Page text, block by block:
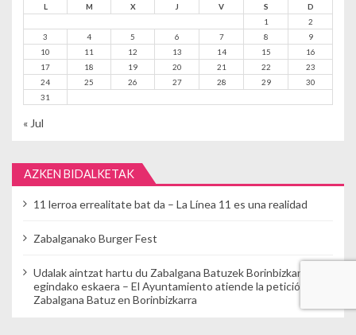
L M X J V S
D
1
2
3
4 5 6 7 8
9
10
11 12 13 14 15
16
17
18 19 20 21 22
23
24
25 26 27 28 29
30
31
« Jul
AZKEN BIDALKETAK
11 lerroa errealitate bat da – La Línea 11 es una realidad
Zabalganako Burger Fest
Udalak aintzat hartu du Zabalgana Batuzek Borinbizkarran
egindako eskaera – El Ayuntamiento atiende la petición de
Zabalgana Batuz en Borinbizkarra